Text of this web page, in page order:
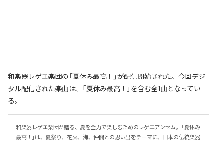
和楽器レゲエ楽団の「夏休み最高！」が配信開始された。今回デジ
タル配信された楽曲は、「夏休み最高！」を含む全1曲となってい
る。
和楽器レゲエ楽団が贈る、夏を全力で楽しむためのレゲエアンセム。「夏休み
最高！」は、夏祭り、花火、海、仲間との思い出をテーマに、日本の伝統楽器